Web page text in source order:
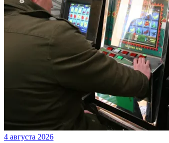
4 августа 2026